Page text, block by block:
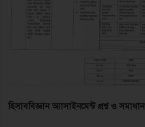
হিসাববিজ্ঞান অ্যাসাইনমেন্ট প্রশ্ন ও সমাধান